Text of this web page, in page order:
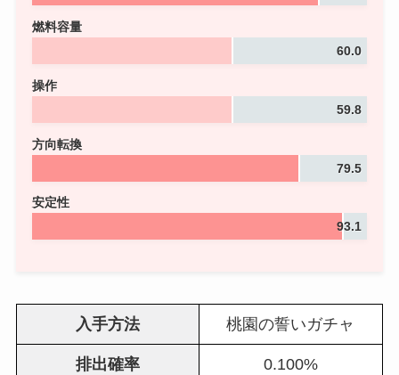
燃料容量
60.0
操作
59.8
方向転換
79.5
安定性
93.1
入手方法 桃園の誓いガチャ
排出確率 0.100%